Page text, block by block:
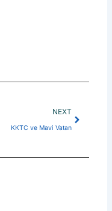
NEXT
KKTC ve Mavi Vatan